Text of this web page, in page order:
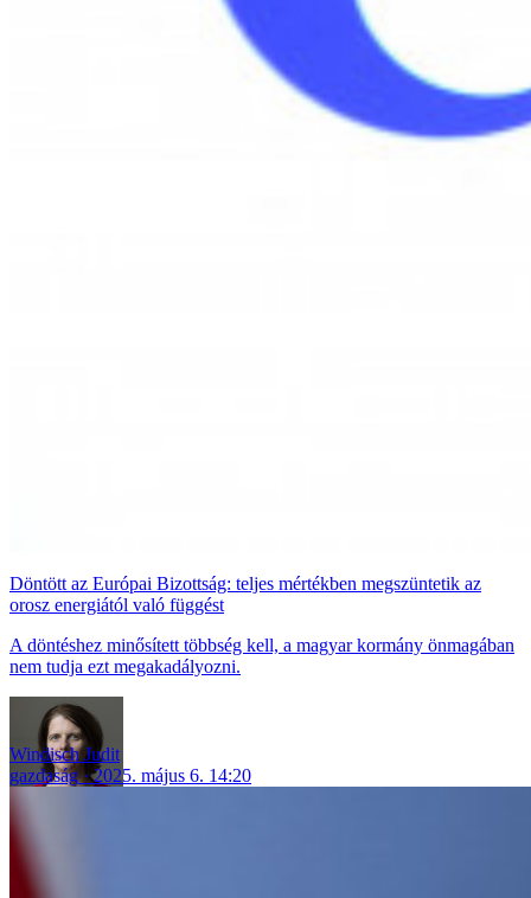
Döntött az Európai Bizottság: teljes mértékben megszüntetik az
orosz energiától való függést
A döntéshez minősített többség kell, a magyar kormány önmagában
nem tudja ezt megakadályozni.
Windisch Judit
gazdaság
2025. május 6. 14:20